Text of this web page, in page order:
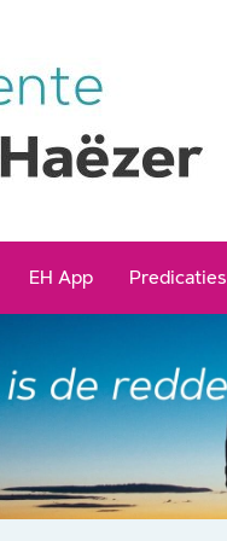
EH App Predicaties